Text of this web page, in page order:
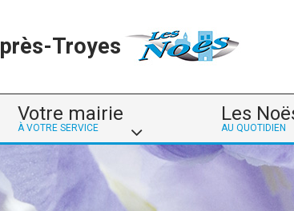
Troyes
Votre mairie
À VOTRE SERVICE
Les
AU QUOTIDIEN